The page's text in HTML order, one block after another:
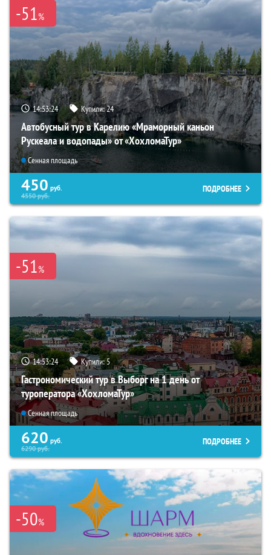
-51%
14:53:22 Купили:24
Автобусный тур в Карелию «Мраморный каньон
Рускеала и водопады» от «ХохломаТур»
Сенная площадь
450 руб.
4550руб.
ПОДРОБНЕЕ
-51%
14:53:22 Купили:5
Гастрономический тур в Выборг на 1 день от
туроператора «ХохломаТур»
Сенная площадь
620 руб.
6290руб.
ПОДРОБНЕЕ
-50%